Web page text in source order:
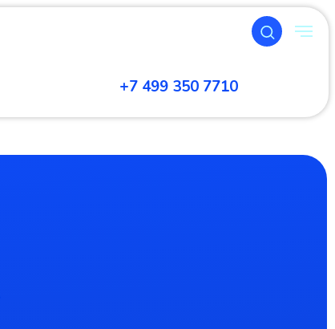
+7 499 350 7710